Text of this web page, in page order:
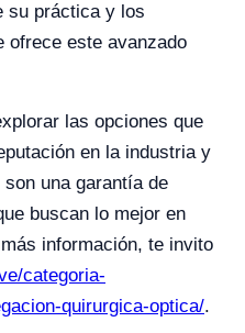
su práctica y los
ofrece este avanzado
las opciones que
en la industria y
una garantía de
buscan lo mejor en
información, te invito
categoria-
quirurgica-optica/.